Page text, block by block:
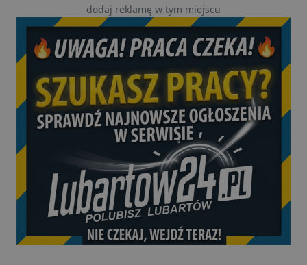
dodaj reklamę w tym miejscu